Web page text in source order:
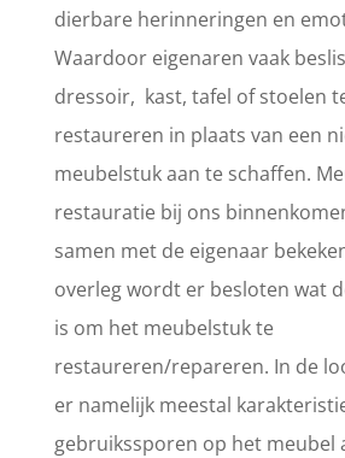
dierbare herinneringen en
Waardoor eigenaren vaak
dressoir, kast, tafel of stoelen
restaureren in plaats van een
meubelstuk aan te schaffen.
restauratie bij ons
samen met de eigenaar
overleg wordt er besloten wat
is om het meubelstuk te
restaureren/repareren. In de
er namelijk meestal
gebruikssporen op het meubel